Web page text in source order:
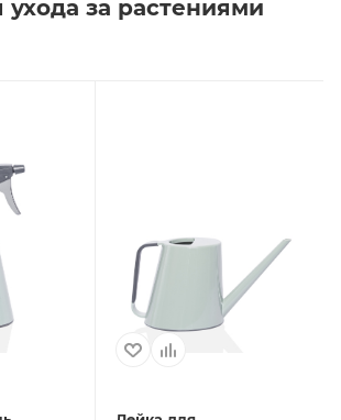
за растениями